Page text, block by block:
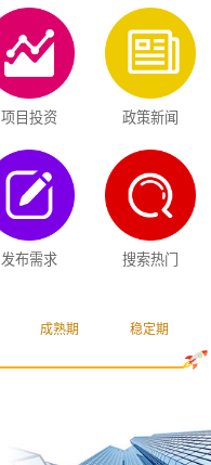
项目投资 政策新闻
发布需求 搜索热门
成熟期 稳定期